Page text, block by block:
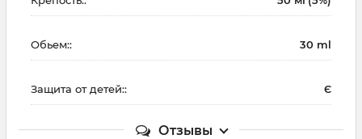
Обьем:: 30 ml
Защита от детей:: Є
Отзывы